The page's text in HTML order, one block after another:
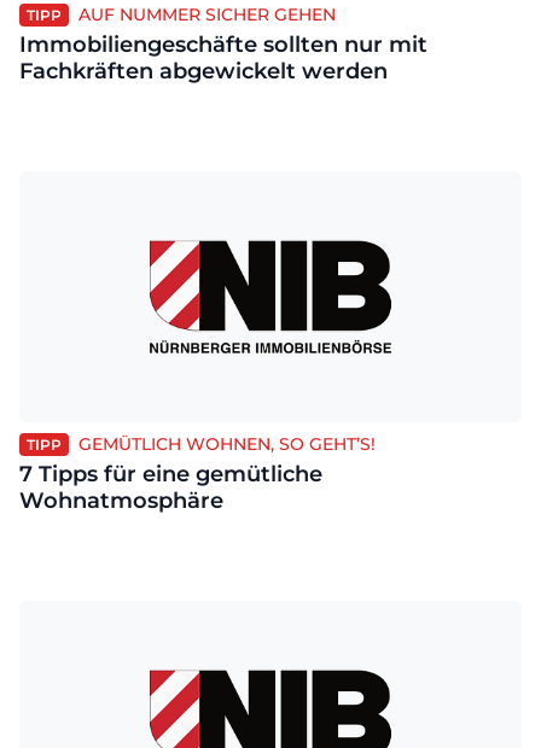
TIPP AUF NUMMER SICHER GEHEN
Immobiliengeschäfte sollten nur mit
Fachkräften abgewickelt werden
TIPP GEMÜTLICH WOHNEN, SO GEHT’S!
7 Tipps für eine gemütliche
Wohnatmosphäre